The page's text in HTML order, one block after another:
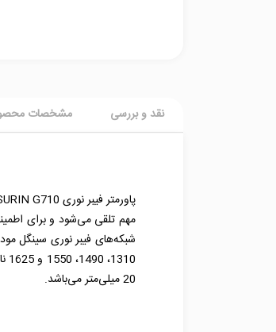
نقد و بررسی مشخصات
20 میلی‌متر می‌باشد.